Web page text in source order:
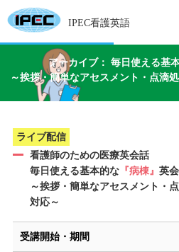
IPEC看護英語
アーカイブ： 毎日使える基
～挨拶・簡単なアセスメント・点滴
ライブ配信
看護師のための医療英会話
毎日使える基本的な『病棟』 英
～挨拶・簡単なアセスメント・
対応～
受講開始・期間